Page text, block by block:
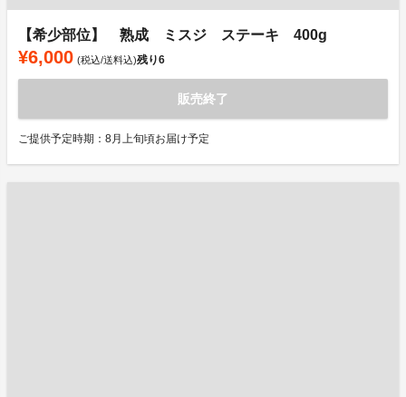
【希少部位】 熟成 ミスジ ステーキ 400g
¥6,000 (税込/送料込)残り6
販売終了
ご提供予定時期：8月上旬頃お届け予定